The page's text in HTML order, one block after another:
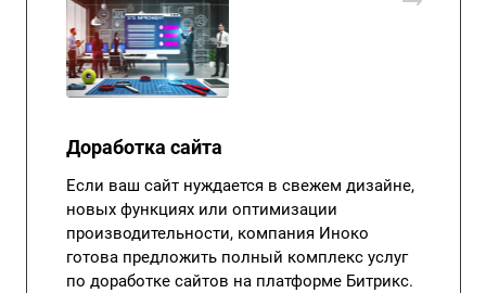
Доработка сайта
Если ваш сайт нуждается в свежем дизайне,
новых функциях или оптимизации
производительности, компания Иноко
готова предложить полный комплекс услуг
по доработке сайтов на платформе Битрикс.